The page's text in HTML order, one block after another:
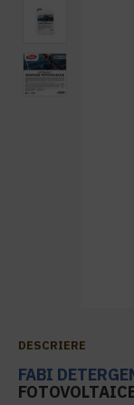
DESCRIERE
FABI